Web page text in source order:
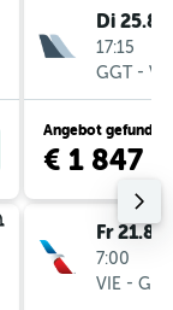
Di 25.8.
17:15
GGT- VIE
Angebot gefunden
€ 1 847
Fr 21.8.
7:00
VIE - GGT